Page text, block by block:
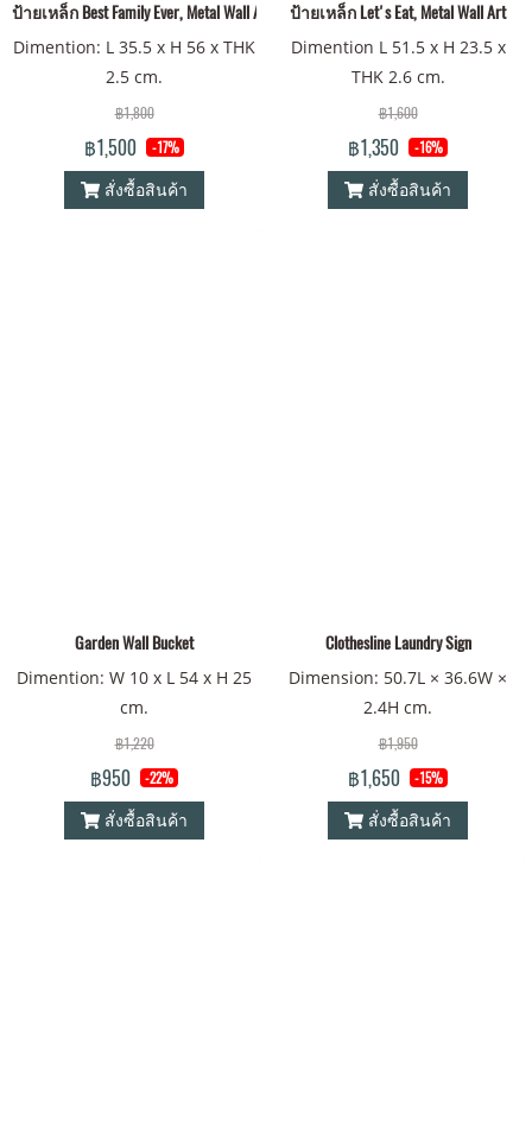
ป้ายเหล็ก Best Family Ever, Metal Wall Art
Dimention: L 35.5 x H 56 x THK
2.5 cm.
฿1,800
฿1,500 -17%
สั่งซื้อสินค้า
ป้ายเหล็ก Let's Eat, Metal Wall Art
Dimention L 51.5 x H 23.5 x
THK 2.6 cm.
฿1,600
฿1,350 -16%
สั่งซื้อสินค้า
Garden Wall Bucket
Dimention: W 10 x L 54 x H 25
cm.
฿1,220
฿950 -22%
สั่งซื้อสินค้า
Clothesline Laundry Sign
Dimension: 50.7L × 36.6W ×
2.4H cm.
฿1,950
฿1,650 -15%
สั่งซื้อสินค้า